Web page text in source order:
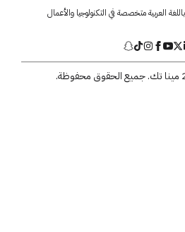
العربية متخصصة في التكنولوجيا والأعمال